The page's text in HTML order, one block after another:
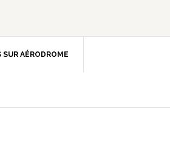
AÉRODROME